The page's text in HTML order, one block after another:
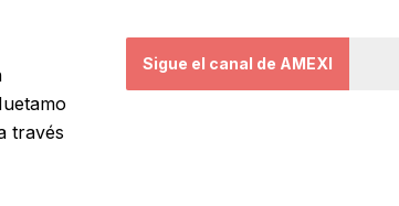
través
Sigue el canal de AMEXI